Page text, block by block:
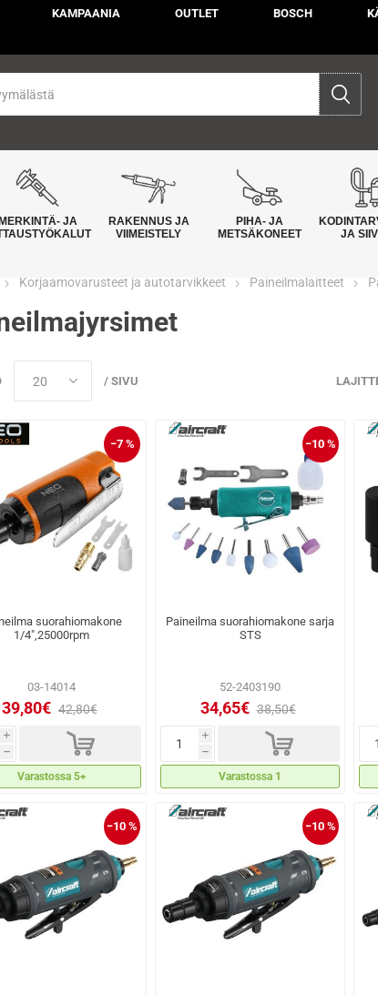
KAMPAANIA OUTLET BOSCH
JA
RAKENNUS JA
VIIMEISTELY
PIHA- JA
METSÄKONEET
JA
Korjaamovarusteet ja autotarvikkeet Paineilmalaitteet
/ SIVU
−7 %
suorahiomakone
1/4",25000rpm
03-14014
39,80€ 42,80€
i
h d
Varastossa 5+
−10 %
Paineilma suorahiomakone sarja
STS
52-2403190
34,65€ 38,50€
i
h d
Varastossa 1
−10 % −10 %